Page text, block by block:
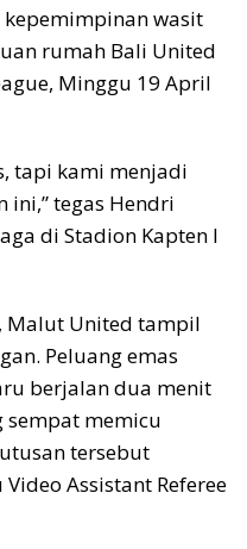
wasit
rumah Bali United
Minggu 19 April
tapi kami menjadi
tegas Hendri
di Stadion Kapten I
Malut United tampil
Peluang emas
berjalan dua menit
sempat memicu
tersebut
Assistant Referee